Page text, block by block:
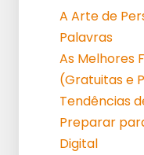
A Arte de
Palavras
As Melhores
(Gratuitas e
Tendências
Preparar
Digital